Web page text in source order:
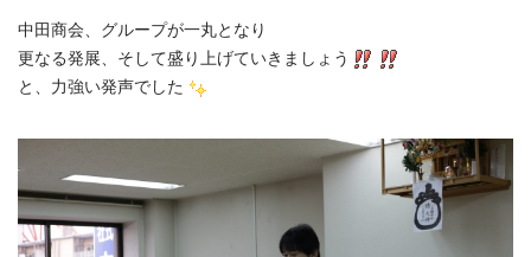
中田商会、グループが一丸となり
更なる発展、そして盛り上げていきましょう
と、力強い発声でした